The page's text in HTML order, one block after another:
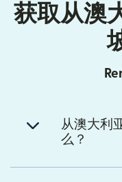
获取从澳
从澳大利
么？